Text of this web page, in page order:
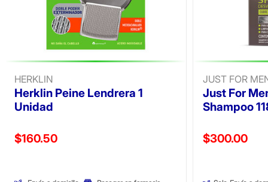
HERKLIN
Herklin Peine Lendrera 1
Unidad
Precio reducido de
$160.50
JUST FOR
Just For
Shampoo
Precio
$300.00